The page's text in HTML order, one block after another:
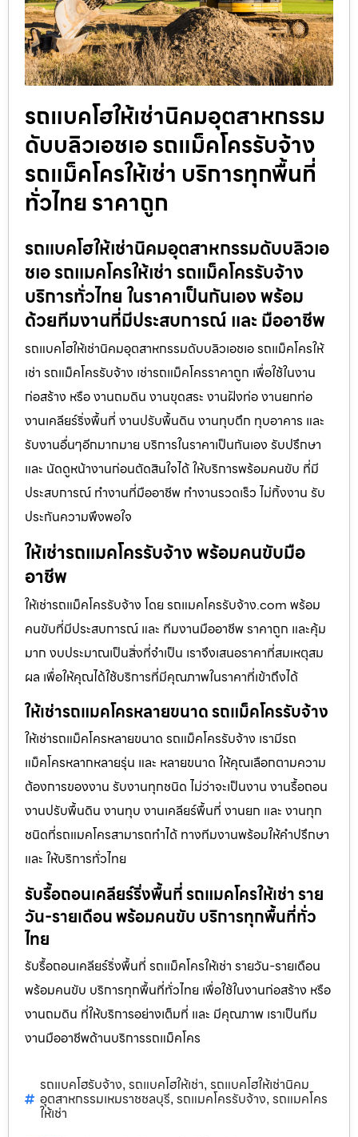
รถแบคโฮให้เช่านิคมอุตสาหกรรม
ดับบลิวเอชเอ รถแม็คโครรับจ้าง
รถแม็คโครให้เช่า บริการทุกพื้นที่
ทั่วไทย ราคาถูก
รถแบคโฮให้เช่านิคมอุตสาหกรรมดับบลิวเอ
ชเอ รถแมคโครให้เช่า รถแม็คโครรับจ้าง
บริการทั่วไทย ในราคาเป็นกันเอง พร้อม
ด้วยทีมงานที่มีประสบการณ์ และ มืออาชีพ
รถแบคโฮให้เช่านิคมอุตสาหกรรมดับบลิวเอชเอ รถแม็คโครให้
เช่า รถแม็คโครรับจ้าง เช่ารถแม็คโครราคาถูก เพื่อใช้ในงาน
ก่อสร้าง หรือ งานถมดิน งานขุดสระ งานฝังท่อ งานยกท่อ
งานเคลียร์ริ่งพื้นที่ งานปรับพื้นดิน งานทุบตึก ทุบอาคาร และ
รับงานอื่นๆอีกมากมาย บริการในราคาเป็นกันเอง รับปรึกษา
และ นัดดูหน้างานก่อนตัดสินใจได้ ให้บริการพร้อมคนขับ ที่มี
ประสบการณ์ ทำงานที่มืออาชีพ ทำงานรวดเร็ว ไม่ทิ้งงาน รับ
ประกันความพึงพอใจ
ให้เช่ารถแมคโครรับจ้าง พร้อมคนขับมือ
อาชีพ
ให้เช่ารถแม็คโครรับจ้าง โดย รถแมคโครรับจ้าง.com พร้อม
คนขับที่มีประสบการณ์ และ ทีมงานมืออาชีพ ราคาถูก และคุ้ม
มาก งบประมาณเป็นสิ่งที่จำเป็น เราจึงเสนอราคาที่สมเหตุสม
ผล เพื่อให้คุณได้ใช้บริการที่มีคุณภาพในราคาที่เข้าถึงได้
ให้เช่ารถแมคโครหลายขนาด รถแม็คโครรับจ้าง
ให้เช่ารถแม็คโครหลายขนาด รถแม็คโครรับจ้าง เรามีรถ
แม็คโครหลากหลายรุ่น และ หลายขนาด ให้คุณเลือกตามความ
ต้องการของงาน รับงานทุกชนิด ไม่ว่าจะเป็นงาน งานรื้อถอน
งานปรับพื้นดิน งานทุบ งานเคลียร์พื้นที่ งานยก และ งานทุก
ชนิดที่รถแมคโครสามารถทำได้ ทางทีมงานพร้อมให้คำปรึกษา
และ ให้บริการทั่วไทย
รับรื้อถอนเคลียร์ริ่งพื้นที่ รถแมคโครให้เช่า ราย
วัน-รายเดือน พร้อมคนขับ บริการทุกพื้นที่ทั่ว
ไทย
รับรื้อถอนเคลียร์ริ่งพื้นที่ รถแม็คโครให้เช่า รายวัน-รายเดือน
พร้อมคนขับ บริการทุกพื้นที่ทั่วไทย เพื่อใช้ในงานก่อสร้าง หรือ
งานถมดิน ที่ให้บริการอย่างเต็มที่ และ มีคุณภาพ เราเป็นทีม
งานมืออาชีพด้านบริการรถแม็คโคร
รถแบคโฮรับจ้าง, รถแบคโฮให้เช่า, รถแบคโฮให้เช่านิคม
อุตสาหกรรมเหมราชชลบุรี, รถแมคโครรับจ้าง, รถแมคโคร
ให้เช่า